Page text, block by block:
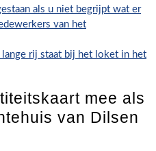
als u niet begrijpt wat er
van het
rij staat bij het loket in het
mee als
van Dilsen